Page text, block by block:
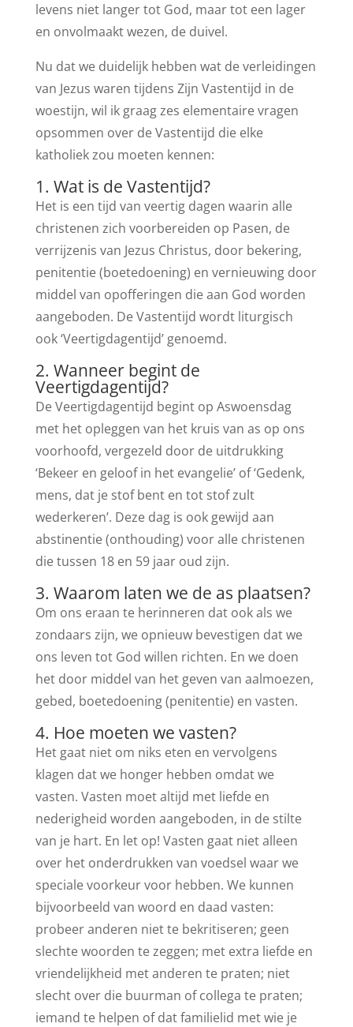
levens niet langer tot God, maar tot een lager
en onvolmaakt wezen, de duivel.
Nu dat we duidelijk hebben wat de verleidingen
van Jezus waren tijdens Zijn Vastentijd in de
woestijn, wil ik graag zes elementaire vragen
opsommen over de Vastentijd die elke
katholiek zou moeten kennen:
1. Wat is de Vastentijd?
Het is een tijd van veertig dagen waarin alle
christenen zich voorbereiden op Pasen, de
verrijzenis van Jezus Christus, door bekering,
penitentie (boetedoening) en vernieuwing door
middel van opofferingen die aan God worden
aangeboden. De Vastentijd wordt liturgisch
ook ‘Veertigdagentijd’ genoemd.
2. Wanneer begint de
Veertigdagentijd?
De Veertigdagentijd begint op Aswoensdag
met het opleggen van het kruis van as op ons
voorhoofd, vergezeld door de uitdrukking
‘Bekeer en geloof in het evangelie’ of ‘Gedenk,
mens, dat je stof bent en tot stof zult
wederkeren’. Deze dag is ook gewijd aan
abstinentie (onthouding) voor alle christenen
die tussen 18 en 59 jaar oud zijn.
3. Waarom laten we de as plaatsen?
Om ons eraan te herinneren dat ook als we
zondaars zijn, we opnieuw bevestigen dat we
ons leven tot God willen richten. En we doen
het door middel van het geven van aalmoezen,
gebed, boetedoening (penitentie) en vasten.
4. Hoe moeten we vasten?
Het gaat niet om niks eten en vervolgens
klagen dat we honger hebben omdat we
vasten. Vasten moet altijd met liefde en
nederigheid worden aangeboden, in de stilte
van je hart. En let op! Vasten gaat niet alleen
over het onderdrukken van voedsel waar we
speciale voorkeur voor hebben. We kunnen
bijvoorbeeld van woord en daad vasten:
probeer anderen niet te bekritiseren; geen
slechte woorden te zeggen; met extra liefde en
vriendelijkheid met anderen te praten; niet
slecht over die buurman of collega te praten;
iemand te helpen of dat familielid met wie je